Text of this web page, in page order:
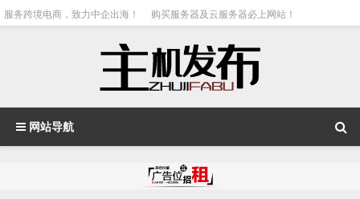
服务跨境电商，致力中企出海！ 购买服务器及云服务器必上网站！
网站导航